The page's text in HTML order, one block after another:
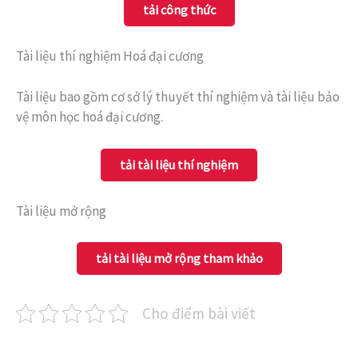
tải công thức
Tài liệu thí nghiệm Hoá đại cương
Tài liệu bao gồm cơ sở lý thuyết thí nghiệm và tài liệu bảo
vệ môn học hoá đại cương.
tải tài liệu thí nghiệm
Tài liệu mở rộng
tải tài liệu mở rộng tham khảo
Cho điểm bài viết